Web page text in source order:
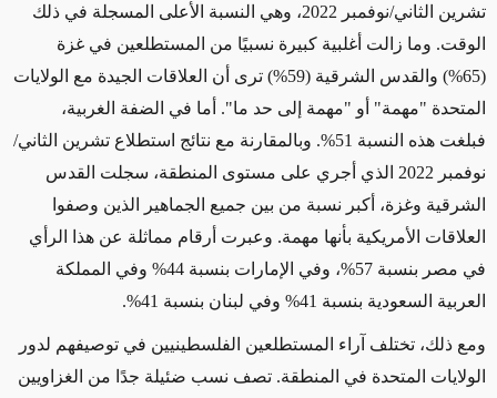
تشرين الثاني/نوفمبر 2022، وهي النسبة الأعلى المسجلة في ذلك
الوقت. وما زالت أغلبية كبيرة نسبيًا من المستطلعين في غزة
(65%) والقدس الشرقية (59%) ترى أن العلاقات الجيدة مع الولايات
المتحدة "مهمة" أو "مهمة إلى حد ما". أما في الضفة الغربية،
فبلغت هذه النسبة 51%. وبالمقارنة مع نتائج
استطلاع تشرين الثاني/
نوفمبر 2022 الذي أجري على مستوى المنطقة، سجلت القدس
الشرقية وغزة، أكبر نسبة من بين جميع الجماهير الذين وصفوا
العلاقات الأمريكية بأنها مهمة. وعبرت أرقام مماثلة عن هذا الرأي
في مصر بنسبة 57%، وفي الإمارات بنسبة 44% وفي المملكة
العربية السعودية بنسبة 41% وفي لبنان بنسبة 41%.
ومع ذلك، تختلف آراء المستطلعين الفلسطينيين في توصيفهم لدور
الولايات المتحدة في المنطقة. تصف نسب ضئيلة جدًا من الغزاويين